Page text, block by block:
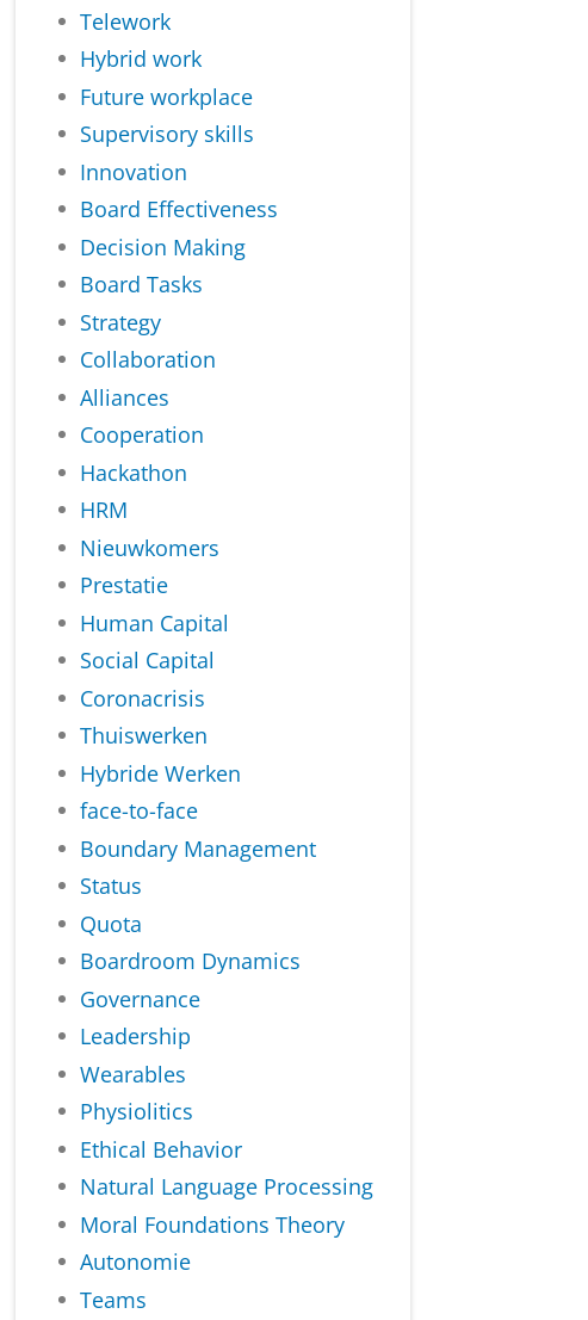
Telework
Hybrid work
Future workplace
Supervisory skills
Innovation
Board Effectiveness
Decision Making
Board Tasks
Strategy
Collaboration
Alliances
Cooperation
Hackathon
HRM
Nieuwkomers
Prestatie
Human Capital
Social Capital
Coronacrisis
Thuiswerken
Hybride Werken
face-to-face
Boundary Management
Status
Quota
Boardroom Dynamics
Governance
Leadership
Wearables
Physiolitics
Ethical Behavior
Natural Language Processing
Moral Foundations Theory
Autonomie
Teams